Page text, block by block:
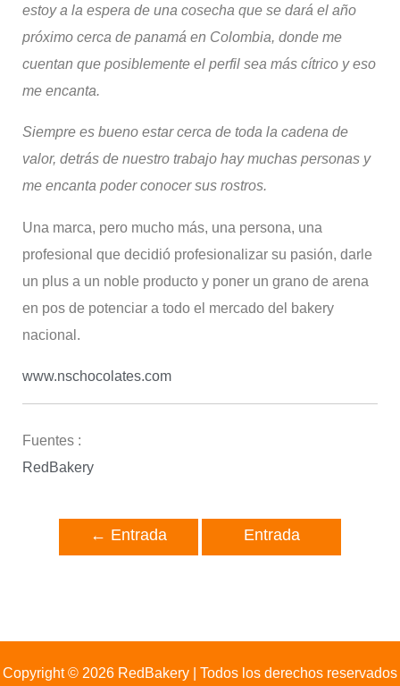
estoy a la espera de una cosecha que se dará elaño
próximo cerca de panamá en Colombia, donde me
cuentan que posiblemente el perfil sea más cítrico y eso
me encanta.
Siempre es bueno estar cerca de toda la cadena de
valor, detrás de nuestro trabajo hay muchas personas y
me encanta poder conocer susrostros.
Una marca, pero mucho más, una persona, una
profesional que decidió profesionalizar su pasión, darle
un plus a un noble producto y poner un grano de arena
en pos de potenciar a todo el mercado del bakery
nacional.
www.nschocolates.com
Fuentes :
RedBakery
← Entrada
Entrada
Copyright © 2026 RedBakery | Todos los derechos reservados